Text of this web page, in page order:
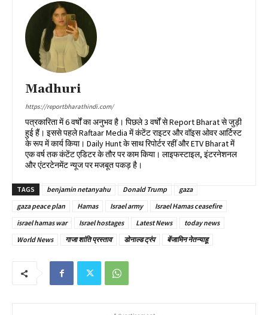
Madhuri
https://reportbharathindi.com/
पत्रकारिता में 6 वर्षों का अनुभव है। पिछले 3 वर्षों से Report Bharat से जुड़ी
हुई हैं। इससे पहले Raftaar Media में कंटेंट राइटर और वॉइस ओवर आर्टिस्ट
के रूप में कार्य किया। Daily Hunt के साथ रिपोर्टर रहीं और ETV Bharat में
एक वर्ष तक कंटेंट एडिटर के तौर पर काम किया। लाइफस्टाइल, इंटरनेशनल
और एंटरटेनमेंट न्यूज पर मजबूत पकड़ है।
TAGS benjamin netanyahu Donald Trump
gaza
gaza peace plan
Hamas Israel army
Israel Hamas ceasefire
israel hamas war
Israel hostages Latest News
today news
World News
गाजा शांति प्रस्ताव डोनाल्ड ट्रंप बेंजामिन नेतन्याहू